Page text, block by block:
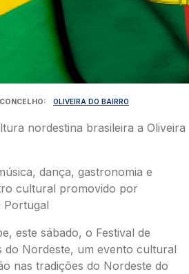
CONCELHO OLIVEIRA DO BAIRRO
nordestina brasileira a Oliveira
dança, gastronomia e
cultural promovido por
Portugal
este sábado, o Festival de
do Nordeste, um evento cultural
nas tradições do Nordeste do